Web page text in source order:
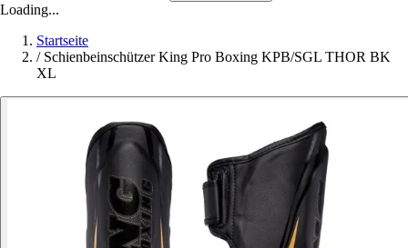
Loading...
Startseite
/ Schienbeinschützer King Pro Boxing KPB/SGL THOR BK
XL